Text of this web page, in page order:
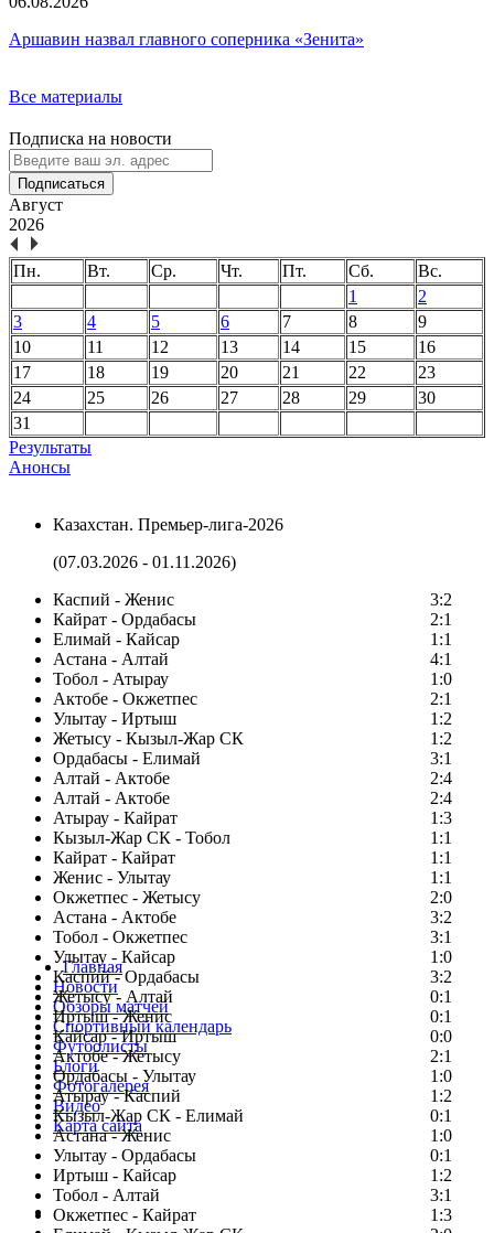
Аршавин назвал главного соперника «Зенита»
Все материалы
Подписка на новости
Подписаться
Август
2026
Пн. Вт. Ср. Чт. Пт. Сб.
Вс.
1
2
3
4 5 6 7 8
9
10
11 12 13 14 15
16
17
18 19 20 21 22
23
24
25 26 27 28 29
30
31
Результаты
Анонсы
Казахстан. Премьер-лига-2026
(07.03.2026 - 01.11.2026)
Каспий - Женис
3:2
Кайрат - Ордабасы
2:1
Елимай - Кайсар
1:1
Астана - Алтай
4:1
Тобол - Атырау
1:0
Актобе - Окжетпес
2:1
Улытау - Иртыш
1:2
Жетысу - Кызыл-Жар СК
1:2
Ордабасы - Елимай
3:1
Алтай - Актобе
2:4
Алтай - Актобе
2:4
Атырау - Кайрат
1:3
Кызыл-Жар СК - Тобол
1:1
Кайрат - Кайрат
1:1
Женис - Улытау
1:1
Окжетпес - Жетысу
2:0
Астана - Актобе
3:2
Тобол - Окжетпес
3:1
Улытау - Кайсар
1:0
Каспий - Ордабасы
3:2
Жетысу - Алтай
0:1
Иртыш - Женис
0:1
Кайсар - Иртыш
0:0
Актобе - Жетысу
2:1
Ордабасы - Улытау
1:0
Атырау - Каспий
1:2
Кызыл-Жар СК - Елимай
0:1
Астана - Женис
1:0
Улытау - Ордабасы
0:1
Иртыш - Кайсар
1:2
Тобол - Алтай
3:1
Окжетпес - Кайрат
1:3
Главная
Новости
Обзоры матчей
Спортивный календарь
Футболисты
Блоги
Фотогалерея
Видео
Карта сайта
Есть идея?